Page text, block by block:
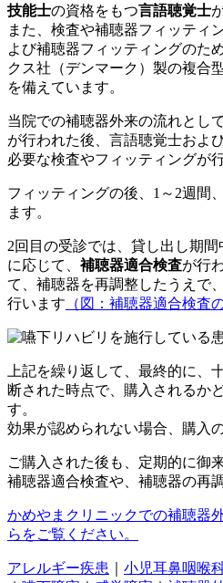
技能士の資格をもつ言語聴覚士
また、検査や補聴器フィッティ
よび補聴器フィッティングのた
クス社（デンマーク）製の複合
を備えています。
当院での補聴器外来の流れとし
が行われた後、言語聴覚士およ
必要な検査やフィッティングが
フィッティングの後、1～2週間
ます。
2回目の受診では、貸し出し期
に応じて、 補聴器適合検査が行
て、補聴器を再調整したうえで
行います （図：補聴器適合検査
上記を繰り返して、最終的に、
断された時点で、購入されるか
す。
効果が認められない場合、購入
ご購入された後も、定期的に御
補聴器適合検査や、補聴器の再
かめやまクリニックでの補聴器
らをご覧ください。
アレルギー疾患 小児耳鼻咽喉